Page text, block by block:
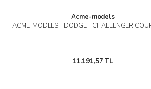
Acme-models
ACME-MODELS - DODGE - CHALLENGER
11.191,57 TL